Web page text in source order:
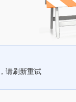
请刷新重试